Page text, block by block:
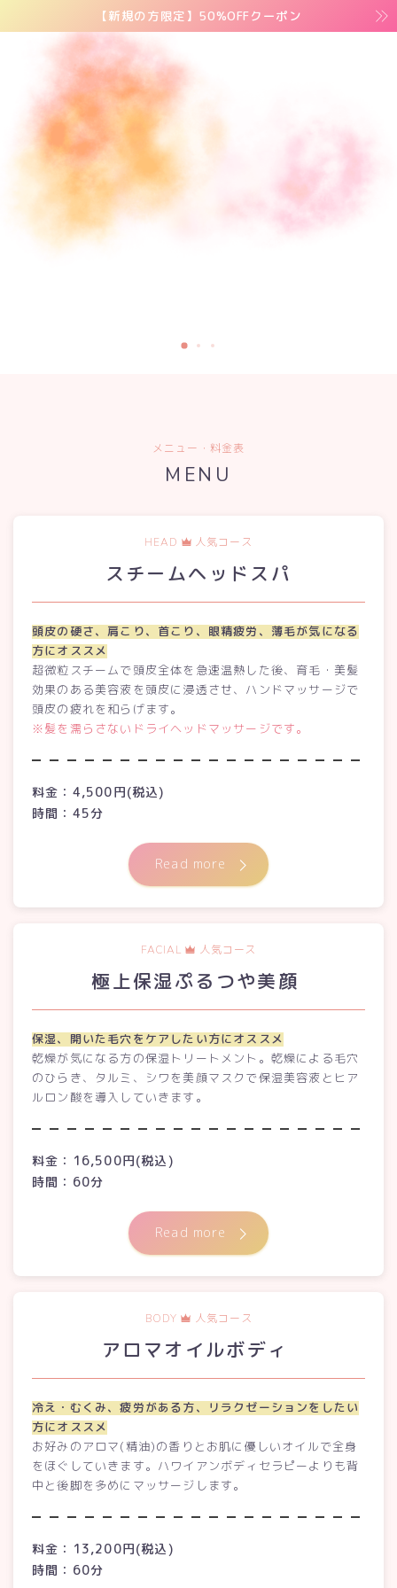
【新規の方限定】50%OFFクーポン
メニュー・料金表
MENU
HEAD 人気コース
スチームヘッドスパ
頭皮の硬さ、肩こり、首こり、眼精疲労、薄毛が気になる
方にオススメ
超微粒スチームで頭皮全体を急速温熱した後、育毛・美髪
効果のある美容液を頭皮に浸透させ、ハンドマッサージで
頭皮の疲れを和らげます。
※髪を濡らさないドライヘッドマッサージです。
料金：4,500円(税込)
時間：45分
Read more
FACIAL 人気コース
極上保湿ぷるつや美顔
保湿、開いた毛穴をケアしたい方にオススメ
乾燥が気になる方の保湿トリートメント。乾燥による毛穴
のひらき、タルミ、シワを美顔マスクで保湿美容液とヒア
ルロン酸を導入していきます。
料金：16,500円(税込)
時間：60分
Read more
BODY 人気コース
アロマオイルボディ
冷え・むくみ、疲労がある方、リラクゼーションをしたい
方にオススメ
お好みのアロマ(精油)の香りとお肌に優しいオイルで全身
をほぐしていきます。ハワイアンボディセラピーよりも背
中と後脚を多めにマッサージします。
料金：13,200円(税込)
時間：60分